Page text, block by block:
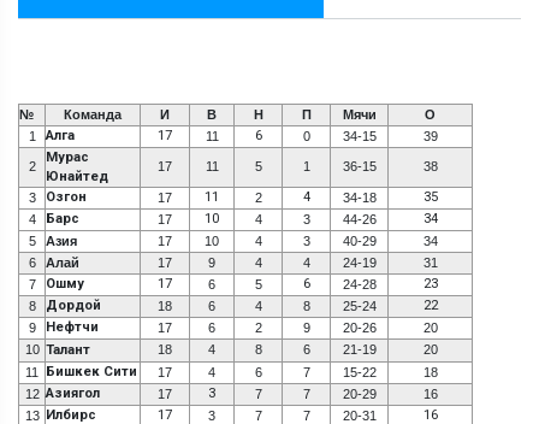
№ Команда И В Н П Мячи
О
1
Алга 17 11 6 0 34-15 39
2
Мурас
Юнайтед
17 11 5 1 36-15 38
3 Озгон 17 11 2 4 34-18 35
4 Барс 17 10 4 3 44-26 34
5 Азия 17 10 4 3 40-29
34
6
Алай 17 9 4 4 24-19
31
7
Ошму 17 6 5 6 24-28 23
8 Дордой 18 6 4 8 25-24 22
9 Нефтчи 17 6 2 9 20-26
20
10 Талант 18 4 8 6 21-19
20
11
Бишкек Сити 17 4 6 7 15-22
18
12 Азиягол 17 3 7 7 20-29
16
13 Илбирс 17 3 7 7 20-31 16